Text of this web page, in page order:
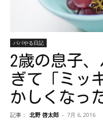
パパやる日記
2歳の息子
ぎて「ミッ
かしくなっ
記事： 北野 啓太郎 - 7月 6, 2016